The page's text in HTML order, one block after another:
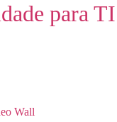
para TI
Wall